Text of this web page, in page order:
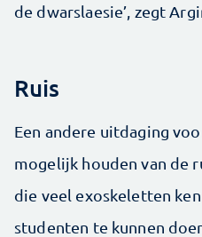
de dwarslaesie’, zegt
Ruis
Een andere uitdaging
mogelijk houden van de
die veel exoskeletten
studenten te kunnen